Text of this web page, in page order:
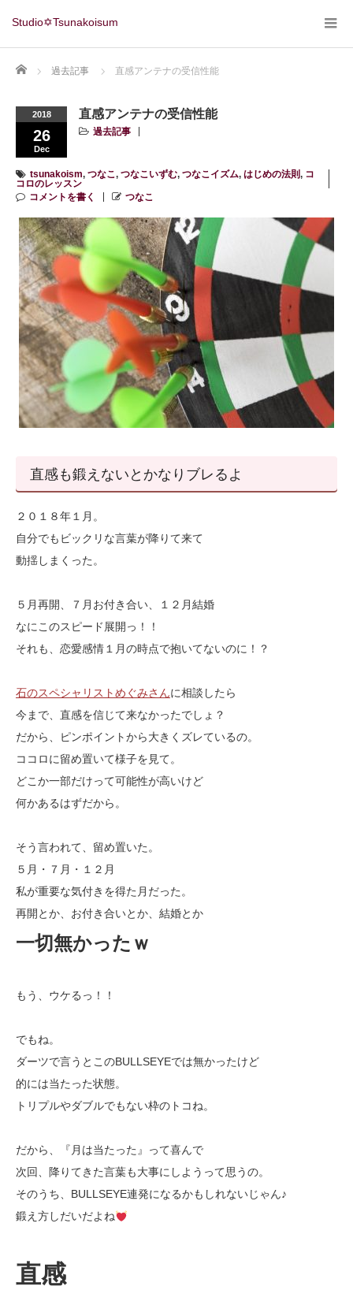
Studio✡Tsunakoisum
Home 過去記事 直感アンテナの受信性能
2018
26
Dec
直感アンテナの受信性能
過去記事
tsunakoism, つなこ, つなこいずむ, つなこイズム, はじめの法則, コ
コロのレッスン
コメントを書く
つなこ
直感も鍛えないとかなりブレるよ
２０１８年１月。
自分でもビックリな言葉が降りて来て
動揺しまくった。
５月再開、７月お付き合い、１２月結婚
なにこのスピード展開っ！！
それも、恋愛感情１月の時点で抱いてないのに！？
石のスペシャリストめぐみさんに相談したら
今まで、直感を信じて来なかったでしょ？
だから、ピンポイントから大きくズレているの。
ココロに留め置いて様子を見て。
どこか一部だけって可能性が高いけど
何かあるはずだから。
そう言われて、留め置いた。
５月・７月・１２月
私が重要な気付きを得た月だった。
再開とか、お付き合いとか、結婚とか
一切無かったｗ
もう、ウケるっ！！
でもね。
ダーツで言うとこのBULLSEYEでは無かったけど
的には当たった状態。
トリプルやダブルでもない枠のトコね。
だから、『月は当たった』って喜んで
次回、降りてきた言葉も大事にしようって思うの。
そのうち、BULLSEYE連発になるかもしれないじゃん♪
鍛え方しだいだよね
直感